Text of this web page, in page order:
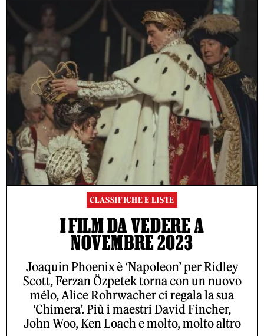
CLASSIFICHE E LISTE
I FILM DA VEDERE A
NOVEMBRE 2023
Joaquin Phoenix è ‘Napoleon’ per Ridley
Scott, Ferzan Özpetek torna con un nuovo
mélo, Alice Rohrwacher ci regala la sua
‘Chimera’. Più i maestri David Fincher,
John Woo, Ken Loach e molto, molto altro